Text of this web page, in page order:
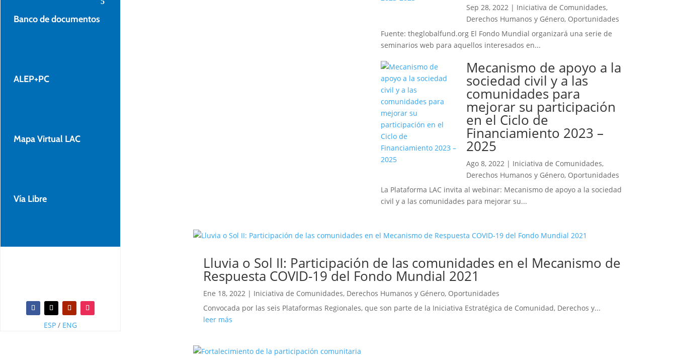
Banco de documentos
ALEP+PC
Mapa Virtual LAC
Vía Libre
ESP / ENG
Sep 28, 2022| Iniciativa de Comunidades,
Derechos Humanos y Género, Oportunidades
Fuente: theglobalfund.org El Fondo Mundial organizará una serie de
seminarios web para aquellos interesados ​​en...
Mecanismo de apoyo a la
sociedad civil y a las
comunidades para
mejorar su participación
en el Ciclo de
Financiamiento 2023 –
2025
Ago 8, 2022| Iniciativa de Comunidades,
Derechos Humanos y Género, Oportunidades
La Plataforma LAC invita al webinar: Mecanismo de apoyo a la sociedad
civil y a las comunidades para mejorar su...
Lluvia o Sol II: Participación de las comunidades en el Mecanismo de
Respuesta COVID-19 del Fondo Mundial 2021
Ene 18, 2022 | Iniciativa de Comunidades, Derechos Humanos y Género, Oportunidades
Convocada por las seis Plataformas Regionales, que son parte de la Iniciativa Estratégica de Comunidad, Derechos y...
leer más